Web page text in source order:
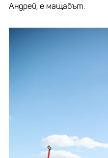
Андрей, е мащабът.